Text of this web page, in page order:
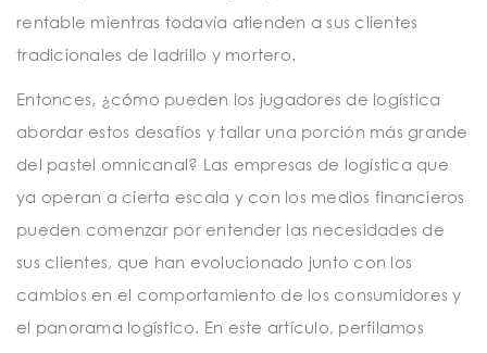
rentable mientras todavía atienden a sus clientes
tradicionales de ladrillo y mortero.
Entonces, ¿cómo pueden los jugadores de logística
abordar estos desafíos y tallar una porción más grande
del pastel omnicanal? Las empresas de logística que
ya operan a cierta escala y con los medios financieros
pueden comenzar por entender las necesidades de
sus clientes, que han evolucionado junto con los
cambios en el comportamiento de los consumidores y
el panorama logístico. En este artículo, perfilamos